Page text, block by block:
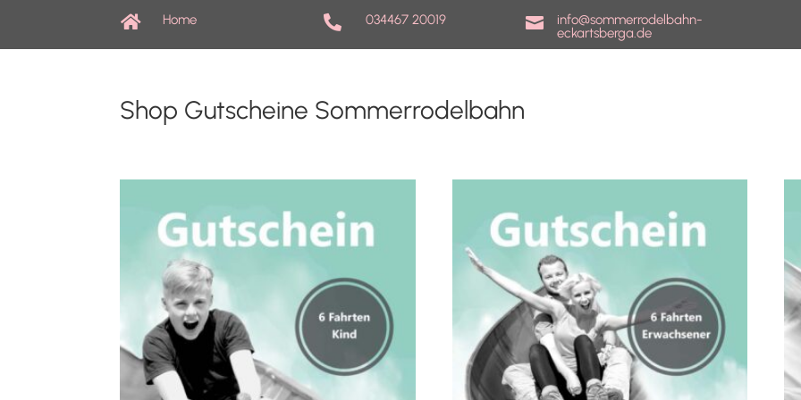
 Home  034467 20019 
info@sommerrodelbahn-
eckartsberga.de
Shop Gutscheine Sommerrodelbahn